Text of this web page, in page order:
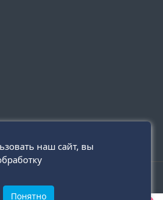
— интернет-магазин сантехники
наш сайт, вы
Понятно